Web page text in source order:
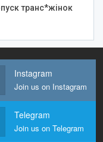
транс*жінок
Instagram
Join us on Instagram
Telegram
Join us on Telegram